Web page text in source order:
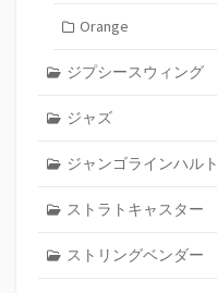
Orange
ジプシースウィング
ジャズ
ジャンゴラインハルト
ストラトキャスター
ストリングベンダー